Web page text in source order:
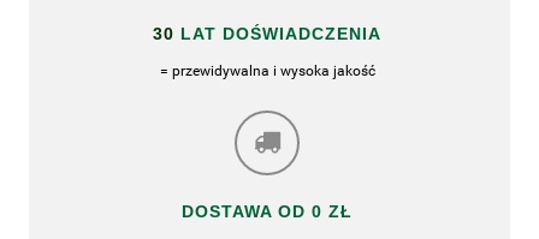
30 LAT DOŚWIADCZENIA
= przewidywalna i wysoka jakość
DOSTAWA OD 0 ZŁ